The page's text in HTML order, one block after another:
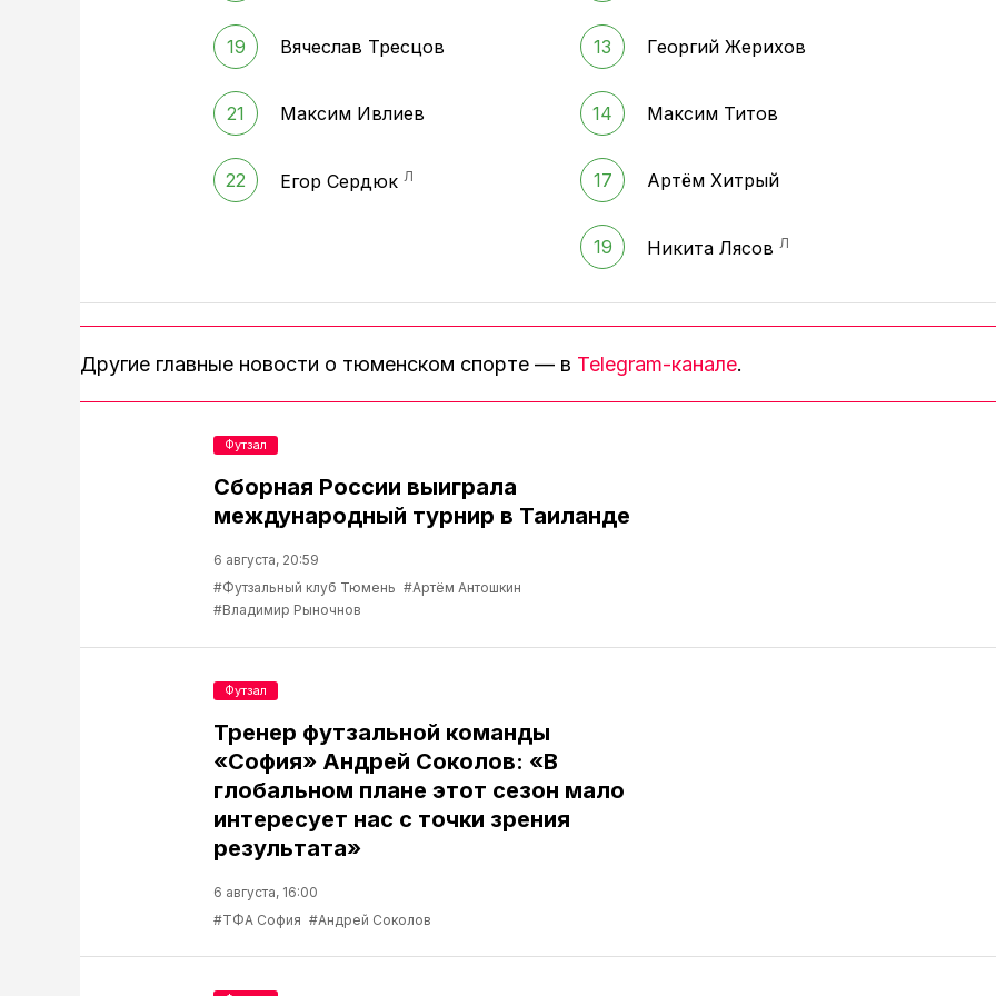
19 Вячеслав Тресцов
21 Максим Ивлиев
22 Егор Сердюк Л
13 Георгий Жерихов
14 Максим Титов
17 Артём Хитрый
19 Никита Лясов Л
Другие главные новости о тюменском спорте — в Telegram-канале.
Сборная России выиграла
международный турнир в Таиланде
6 августа, 20:59
#Футзальный клуб Тюмень #Артём Антошкин
#Владимир Рыночнов
Футзал
Тренер футзальной команды
«София» Андрей Соколов: «В
глобальном плане этот сезон мало
интересует нас с точки зрения
результата»
6 августа, 16:00
#ТФА София #Андрей Соколов
Футзал